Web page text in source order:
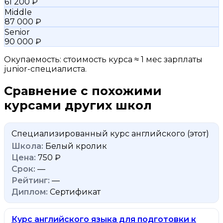
Middle
87 000 ₽
Senior
90 000 ₽
Окупаемость: стоимость курса ≈ 1 мес зарплаты
junior-специалиста.
Сравнение с похожими
курсами других школ
Специализированный курс английского (этот)
Белый кролик
750 ₽
—
—
Сертификат
Курс английского языка для подготовки к